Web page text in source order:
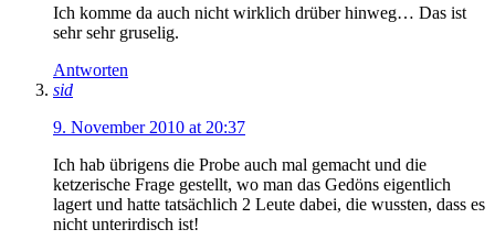
Ich komme da auch nicht wirklich drüber hinweg… Das ist
sehr sehr gruselig.
Antworten
sid
9. November 2010 at 20:37
Ich hab übrigens die Probe auch mal gemacht und die
ketzerische Frage gestellt, wo man das Gedöns eigentlich
lagert und hatte tatsächlich 2 Leute dabei, die wussten, dass es
nicht unterirdisch ist!